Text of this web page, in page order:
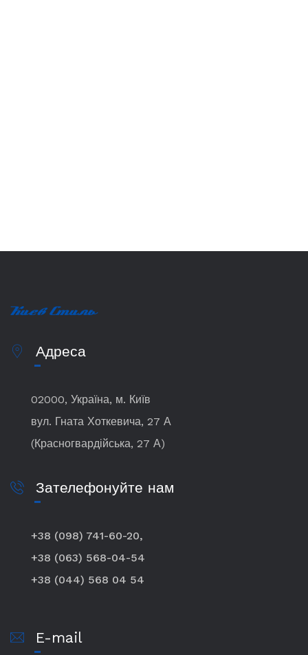
Адреса
02000, Україна, м. Київ
вул. Гната Хоткевича, 27 А
(Красногвардійська, 27 А)
Зателефонуйте нам
+38 (098) 741-60-20,
+38 (063) 568-04-54
+38 (044) 568 04 54
E-mail